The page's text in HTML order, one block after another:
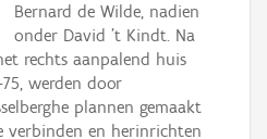
Bernard de Wilde, nadien
onder David 't Kindt. Na
rechts aanpalend huis
werden door
plannen gemaakt
verbinden en herinrichten